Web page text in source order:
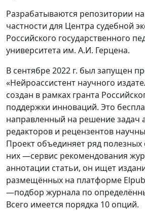
Разрабатываются репозитории
частности для Центра судебной
Российского государственного
университета им. А.И. Герцена.
В сентябре 2022 г. был запущен
«Нейроассистент научного
создан в рамках гранта
поддержки инноваций. Это
направленный на решение задач
редакторов и рецензентов
Проект объединяет ряд
них —сервис рекомендования
аннотации статьи, он ищет
размещённых на платформе
—подбор журнала по
Всего имеется порядка 10 опций.